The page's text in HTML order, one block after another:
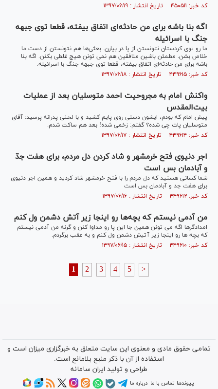
کد خبر: ۴۵۰۵۱۱ تاریخ انتشار : ۱۳۹۷/۰۶/۱۹
اگه بنا باشه برای من حادثه‌ای اتفاق بیفته، قطعا توی جبهه‌
جنگ با اسرائیله
ما رو توی کردستان نتونستن از پا در بیارن. بعثی‌ها هم نتونستن از دست ما
خلاص بشن. مطمئن باشین منافقین هم نمی تونن هیچ غلطی بکنن. اگه بنا
باشه برای من حادثه‌ای اتفاق بیفته، قطعا توی جبهه‌ جنگ با اسرائیله.
کد خبر: ۴۴۹۶۱۵ تاریخ انتشار : ۱۳۹۷/۰۶/۱۸
واکنش امام به مجروحیت احمد متوسلیان بعد از عملیات
بیت‌المقدس
پیش امام که بودم، ایشون دستی روی پایم کشید و با لحنی پدرانه پرسید: آقای
متوسلیان پات چی شده؟ گفتم: زخمی شده! بعد هم ساکت شدم.
کد خبر: ۴۴۹۶۱۴ تاریخ انتشار : ۱۳۹۷/۰۶/۱۷
اجر دنیوی فتح خرمشهر و شاد کردن دل مردم، برای هفت جدّ
و آبادمان بس است
شما کسانی هستید که دل مردم را با فتح خرمشهر شاد کردید و همین اجر دنیوی
برای هفت جد و آبادمان بس است
کد خبر: ۴۴۹۶۱۲ تاریخ انتشار : ۱۳۹۷/۰۶/۱۶
من آدمی نیستم که بچه‌ها رو اینجا زیر آتش دشمن ول کنم
امدادگرها اگه می تونن همین جا این پا رو مداوا کنن و گرنه من آدمی نیستم
که بچه ها رو اینجا زیر آتیش دشمن ول کنم و به عقب برگردم.
کد خبر: ۴۴۹۶۱۰ تاریخ انتشار : ۱۳۹۷/۰۶/۱۵
1 2 3 4 5 >
تمامی حقوق مادی و معنوی این سایت متعلق به خبرگزاری میزان است و
استفاده از آن با ذکر منبع بلامانع است.
طراحی و تولید ایران سامانه
پیوندها تماس با ما درباره ما